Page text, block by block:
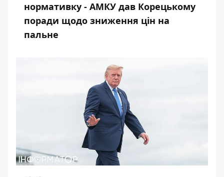
нормативку - АМКУ дав Корецькому
поради щодо зниження цін на
пальне